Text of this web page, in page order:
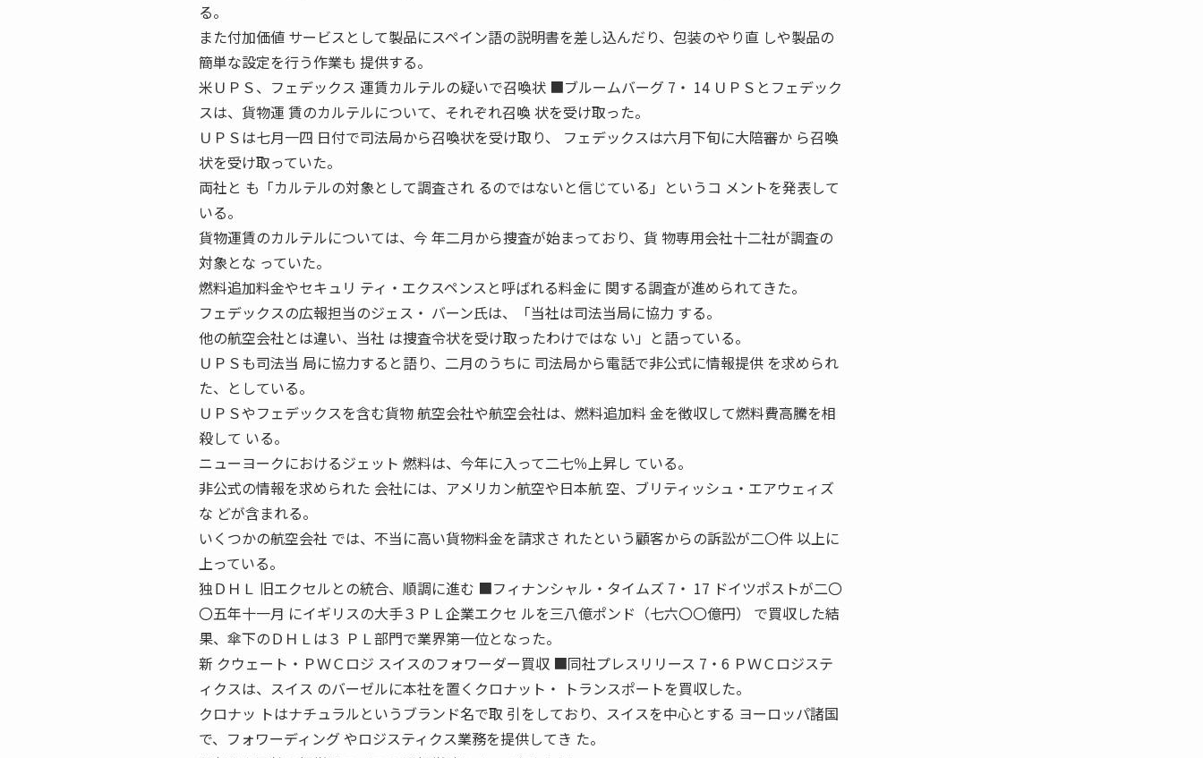
る。
また付加価値 サービスとして製品にスペイン語の説明書を差し込んだり、包装のやり直 しや製品の
簡単な設定を行う作業も 提供する。
米ＵＰＳ、フェデックス 運賃カルテルの疑いで召喚状 ■ブルームバーグ 7・ 14 ＵＰＳとフェデック
スは、貨物運 賃のカルテルについて、それぞれ召喚 状を受け取った。
ＵＰＳは七月一四 日付で司法局から召喚状を受け取り、 フェデックスは六月下旬に大陪審か ら召喚
状を受け取っていた。
両社と も「カルテルの対象として調査され るのではないと信じている」というコ メントを発表して
いる。
貨物運賃のカルテルについては、今 年二月から捜査が始まっており、貨 物専用会社十二社が調査の
対象とな っていた。
燃料追加料金やセキュリ ティ・エクスペンスと呼ばれる料金に 関する調査が進められてきた。
フェデックスの広報担当のジェス・ バーン氏は、「当社は司法当局に協力 する。
他の航空会社とは違い、当社 は捜査令状を受け取ったわけではな い」と語っている。
ＵＰＳも司法当 局に協力すると語り、二月のうちに 司法局から電話で非公式に情報提供 を求められ
た、としている。
ＵＰＳやフェデックスを含む貨物 航空会社や航空会社は、燃料追加料 金を徴収して燃料費高騰を相
殺して いる。
ニューヨークにおけるジェット 燃料は、今年に入って二七％上昇し ている。
非公式の情報を求められた 会社には、アメリカン航空や日本航 空、ブリティッシュ・エアウェィズ
な どが含まれる。
いくつかの航空会社 では、不当に高い貨物料金を請求さ れたという顧客からの訴訟が二〇件 以上に
上っている。
独ＤＨＬ 旧エクセルとの統合、順調に進む ■フィナンシャル・タイムズ 7・ 17 ドイツポストが二〇
〇五年十一月 にイギリスの大手３ＰＬ企業エクセ ルを三八億ポンド（七六〇〇億円） で買収した結
果、傘下のＤＨＬは３ ＰＬ部門で業界第一位となった。
新 クウェート・ＰＷＣロジ スイスのフォワーダー買収 ■同社プレスリリース 7・6 ＰＷＣロジステ
ィクスは、スイス のバーゼルに本社を置くクロナット・ トランスポートを買収した。
クロナッ トはナチュラルというブランド名で取 引をしており、スイスを中心とする ヨーロッパ諸国
で、フォワーディング やロジスティクス業務を提供してき た。